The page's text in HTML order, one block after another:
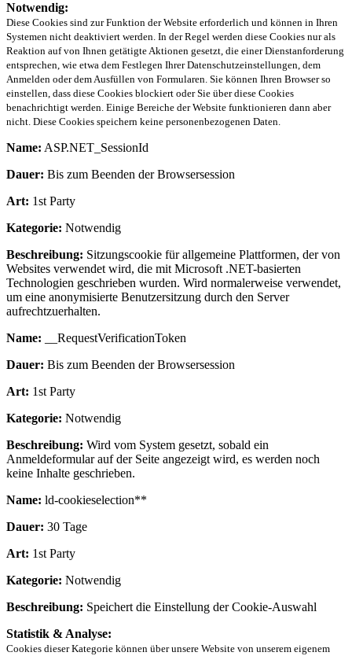
Notwendig:
Diese Cookies sind zur Funktion der Website erforderlich und können in Ihren
Systemen nicht deaktiviert werden. In der Regel werden diese Cookies nur als
Reaktion auf von Ihnen getätigte Aktionen gesetzt, die einer Dienstanforderung
entsprechen, wie etwa dem Festlegen Ihrer Datenschutzeinstellungen, dem
Anmelden oder dem Ausfüllen von Formularen. Sie können Ihren Browser so
einstellen, dass diese Cookies blockiert oder Sie über diese Cookies
benachrichtigt werden. Einige Bereiche der Website funktionieren dann aber
nicht. Diese Cookies speichern keine personenbezogenen Daten.
Name: ASP.NET_SessionId
Dauer: Bis zum Beenden der Browsersession
Art: 1st Party
Kategorie: Notwendig
Beschreibung: Sitzungscookie für allgemeine Plattformen, der von
Websites verwendet wird, die mit Microsoft .NET-basierten
Technologien geschrieben wurden. Wird normalerweise verwendet,
um eine anonymisierte Benutzersitzung durch den Server
aufrechtzuerhalten.
Name: __RequestVerificationToken
Dauer: Bis zum Beenden der Browsersession
Art: 1st Party
Kategorie: Notwendig
Beschreibung: Wird vom System gesetzt, sobald ein
Anmeldeformular auf der Seite angezeigt wird, es werden noch
keine Inhalte geschrieben.
Name: ld-cookieselection**
Dauer: 30 Tage
Art: 1st Party
Kategorie: Notwendig
Beschreibung: Speichert die Einstellung der Cookie-Auswahl
Statistik & Analyse:
Cookies dieser Kategorie können über unsere Website von unserem eigenem